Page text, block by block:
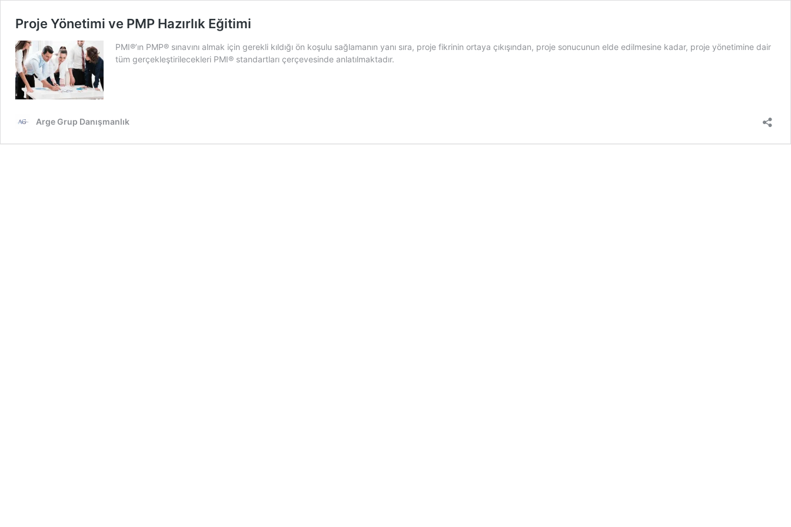
Proje Yönetimi ve PMP Hazırlık Eğitimi
PMI®’ın PMP® sınavını almak için gerekli kıldığı ön koşulu sağlamanın yanı sıra, proje fikrinin ortaya çıkışından, proje sonucunun elde edilmesine kadar, proje yönetimine dair
tüm gerçekleştirilecekleri PMI® standartları çerçevesinde anlatılmaktadır.
Arge Grup Danışmanlık